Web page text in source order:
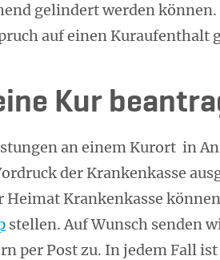
gelindert werden können.
auf einen Kuraufenthalt
Kur
an einem Kurort in
der Krankenkasse
Krankenkasse
stellen. Auf Wunsch senden
per Post zu. In jedem Fall